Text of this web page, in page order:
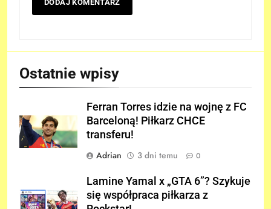
Ostatnie wpisy
Ferran Torres idzie na wojnę z FC
Barceloną! Piłkarz CHCE
transferu!
Adrian
3 dni temu 0
Lamine Yamal x „GTA 6”? Szykuje
się współpraca piłkarza z